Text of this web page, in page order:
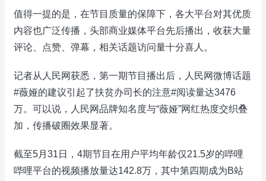
值得一提的是，在节目质量的保障下，各大平台对其优质
内容也广泛传播，头部商业媒体平台先后播出，收获大量
评论、点赞、弹幕，相关话题访问量十分喜人。
记者从人民网获悉，第一期节目播出后，人民网微博话题
#薇娅的建议引起了扶贫办司长的注意#阅读量达3476
万。可以说，人民网品牌知名度与“薇娅”网红热度交织叠
加，传播破圈效果显著。
截至5月31日，4期节目在用户平均年龄仅21.5岁的哔哩
哔哩平台的视频播放量达142.8万，其中第四期成为B站